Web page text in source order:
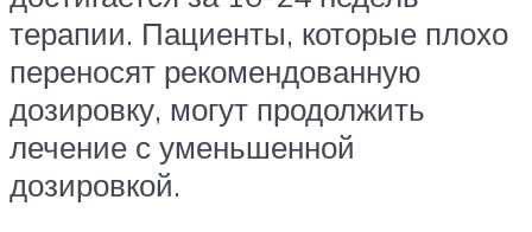
терапии. Пациенты, которые плохо
переносят рекомендованную
дозировку, могут продолжить
лечение с уменьшенной
дозировкой.